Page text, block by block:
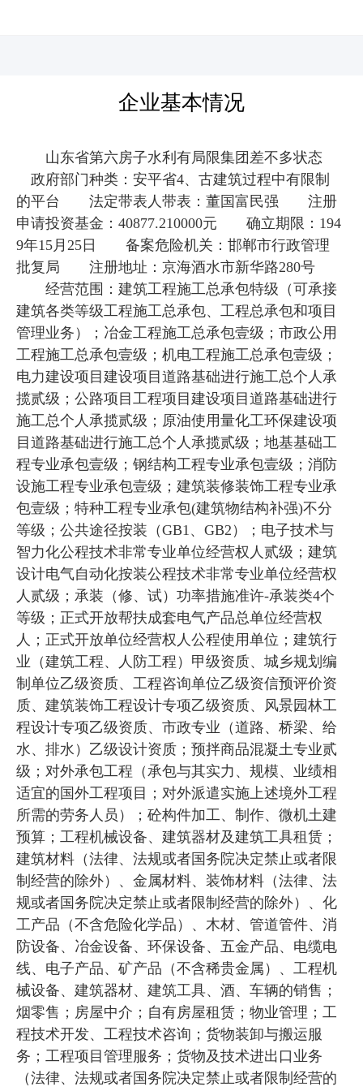
企业基本情况
山东省第六房子水利有局限集团差不多状态
政府部门种类：安平省4、古建筑过程中有限制
的平台 法定带表人带表：董国富民强 注册
申请投资基金：40877.210000元 确立期限：194
9年15月25日 备案危险机关：邯郸市行政管理
批复局 注册地址：京海酒水市新华路280号
经营范围：建筑工程施工总承包特级（可承接
建筑各类等级工程施工总承包、工程总承包和项目
管理业务）；冶金工程施工总承包壹级；市政公用
工程施工总承包壹级；机电工程施工总承包壹级；
电力建设项目建设项目道路基础进行施工总个人承
揽贰级；公路项目工程项目建设项目道路基础进行
施工总个人承揽贰级；原油使用量化工环保建设项
目道路基础进行施工总个人承揽贰级；地基基础工
程专业承包壹级；钢结构工程专业承包壹级；消防
设施工程专业承包壹级；建筑装修装饰工程专业承
包壹级；特种工程专业承包(建筑物结构补强)不分
等级；公共途径按装（GB1、GB2）；电子技术与
智力化公程技术非常专业单位经营权人贰级；建筑
设计电气自动化按装公程技术非常专业单位经营权
人贰级；承装（修、试）功率措施准许-承装类4个
等级；正式开放帮扶成套电气产品总单位经营权
人；正式开放单位经营权人公程使用单位；建筑行
业（建筑工程、人防工程）甲级资质、城乡规划编
制单位乙级资质、工程咨询单位乙级资信预评价资
质、建筑装饰工程设计专项乙级资质、风景园林工
程设计专项乙级资质、市政专业（道路、桥梁、给
水、排水）乙级设计资质；预拌商品混凝土专业贰
级；对外承包工程（承包与其实力、规模、业绩相
适宜的国外工程项目；对外派遣实施上述境外工程
所需的劳务人员）；砼构件加工、制作、微机土建
预算；工程机械设备、建筑器材及建筑工具租赁；
建筑材料（法律、法规或者国务院决定禁止或者限
制经营的除外）、金属材料、装饰材料（法律、法
规或者国务院决定禁止或者限制经营的除外）、化
工产品（不含危险化学品）、木材、管道管件、消
防设备、冶金设备、环保设备、五金产品、电缆电
线、电子产品、矿产品（不含稀贵金属）、工程机
械设备、建筑器材、建筑工具、酒、车辆的销售；
烟零售；房屋中介；自有房屋租赁；物业管理；工
程技术开发、工程技术咨询；货物装卸与搬运服
务；工程项目管理服务；货物及技术进出口业务
（法律、法规或者国务院决定禁止或者限制经营的